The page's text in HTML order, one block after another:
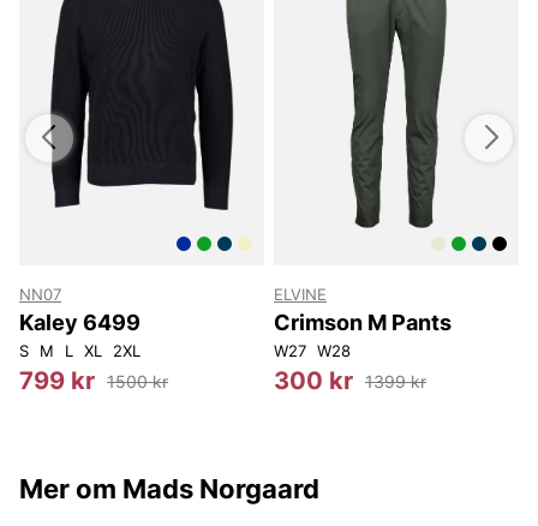
NN07
Kaley 6499
S M L XL 2XL
799 kr 1500 kr
ELVINE
Crimson M Pants
W27 W28
300 kr 1399 kr
Mer om Mads Norgaard